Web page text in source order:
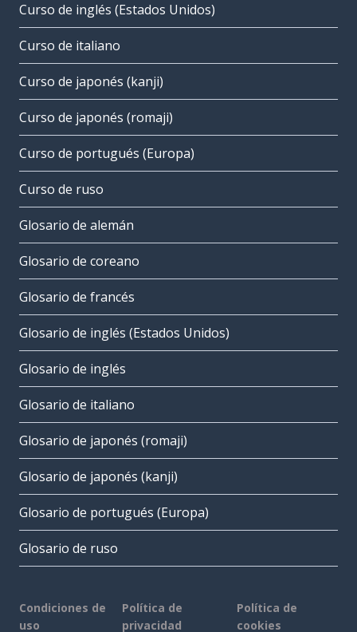
Curso de inglés (Estados Unidos)
Curso de italiano
Curso de japonés (kanji)
Curso de japonés (romaji)
Curso de portugués (Europa)
Curso de ruso
Glosario de alemán
Glosario de coreano
Glosario de francés
Glosario de inglés (Estados Unidos)
Glosario de inglés
Glosario de italiano
Glosario de japonés (romaji)
Glosario de japonés (kanji)
Glosario de portugués (Europa)
Glosario de ruso
Condiciones de
uso
Política de
privacidad
Política de
cookies